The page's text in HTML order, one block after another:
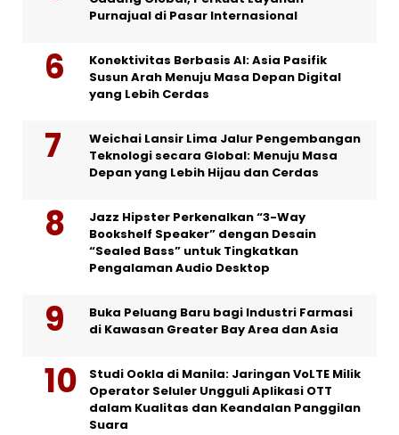
Purnajual di Pasar Internasional
Konektivitas Berbasis AI: Asia Pasifik
Susun Arah Menuju Masa Depan Digital
yang Lebih Cerdas
Weichai Lansir Lima Jalur Pengembangan
Teknologi secara Global: Menuju Masa
Depan yang Lebih Hijau dan Cerdas
Jazz Hipster Perkenalkan “3-Way
Bookshelf Speaker” dengan Desain
“Sealed Bass” untuk Tingkatkan
Pengalaman Audio Desktop
Buka Peluang Baru bagi Industri Farmasi
di Kawasan Greater Bay Area dan Asia
Studi Ookla di Manila: Jaringan VoLTE Milik
Operator Seluler Ungguli Aplikasi OTT
dalam Kualitas dan Keandalan Panggilan
Suara